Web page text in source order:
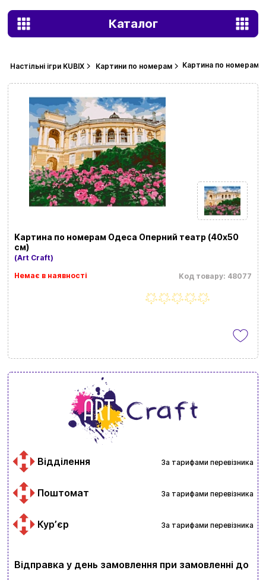
Каталог
Настільні ігри KUBIX Картини по номерам Картина по номерам
Картина по номерам Одеса Оперний театр (40х50
см)
(Art Craft)
Код товару: 48077
Немає в наявності
Відділення За тарифами перевізника
Поштомат За тарифами перевізника
Курʼєр За тарифами перевізника
Відправка у день замовлення при замовленні до